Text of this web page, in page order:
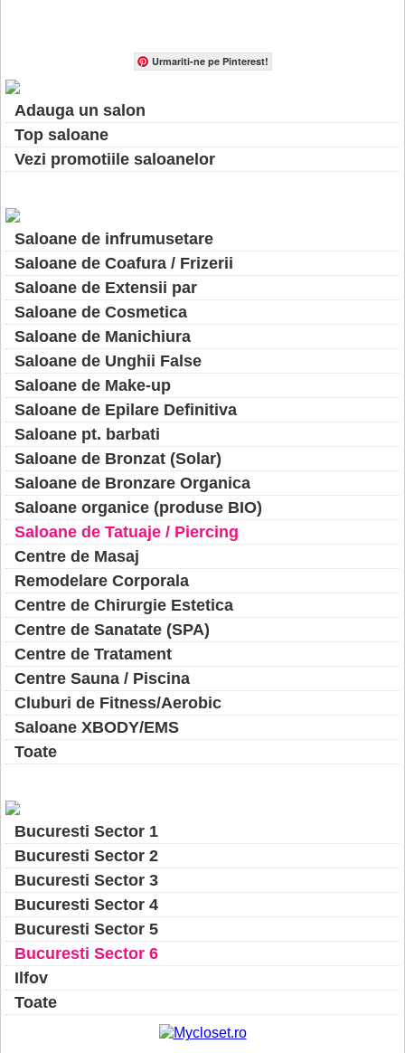
Urmariti-ne pe Pinterest!
Adauga un salon
Top saloane
Vezi promotiile saloanelor
Saloane de infrumusetare
Saloane de Coafura / Frizerii
Saloane de Extensii par
Saloane de Cosmetica
Saloane de Manichiura
Saloane de Unghii False
Saloane de Make-up
Saloane de Epilare Definitiva
Saloane pt. barbati
Saloane de Bronzat (Solar)
Saloane de Bronzare Organica
Saloane organice (produse BIO)
Saloane de Tatuaje / Piercing
Centre de Masaj
Remodelare Corporala
Centre de Chirurgie Estetica
Centre de Sanatate (SPA)
Centre de Tratament
Centre Sauna / Piscina
Cluburi de Fitness/Aerobic
Saloane XBODY/EMS
Toate
Bucuresti Sector 1
Bucuresti Sector 2
Bucuresti Sector 3
Bucuresti Sector 4
Bucuresti Sector 5
Bucuresti Sector 6
Ilfov
Toate